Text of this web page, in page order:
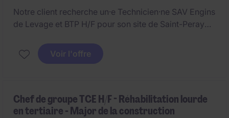
Notre client recherche un·e Technicien·ne SAV Engins
de Levage et BTP H/F pour son site de Saint-Peray
Le poste consiste à assurer la maintenance, le
des utilisateurs.
Voir l'offre
Chef de groupe TCE H/F - Réhabilitation lourde
en tertiaire - Major de la construction